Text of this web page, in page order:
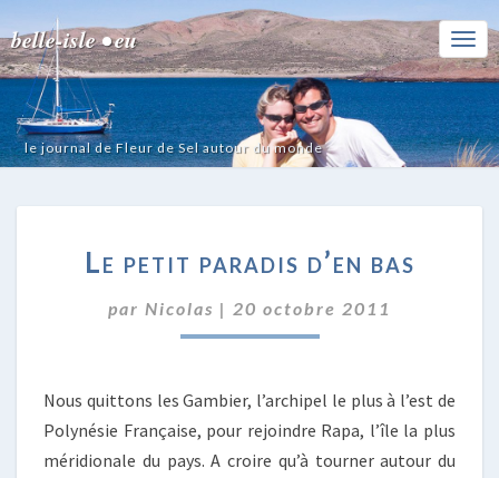
belle-isle • eu
le journal de Fleur de Sel autour du monde
PETIT
D’EN
BAS
Le petit paradis d’en bas
par Nicolas | 20 octobre 2011
Nous quittons les Gambier, l’archipel le plus à l’est de
Polynésie Française, pour rejoindre Rapa, l’île la plus
méridionale du pays. A croire qu’à tourner autour du